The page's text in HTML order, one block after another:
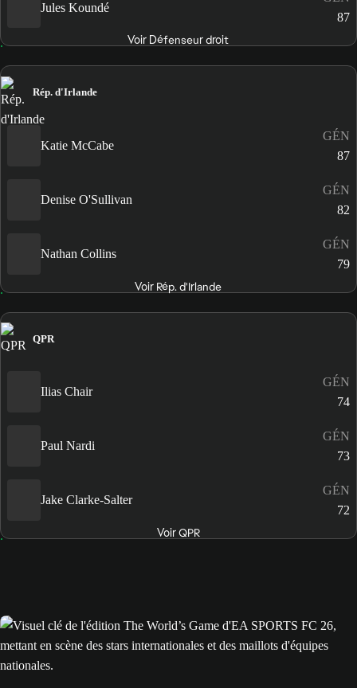
Jules Koundé
87
Voir Défenseur droit
Rép. d'Irlande
Katie McCabe
GÉN
87
Denise O'Sullivan
GÉN
82
Nathan Collins
GÉN
79
Voir Rép. d'Irlande
QPR
Ilias Chair
GÉN
74
Paul Nardi
GÉN
73
Jake Clarke-Salter
GÉN
72
Voir QPR